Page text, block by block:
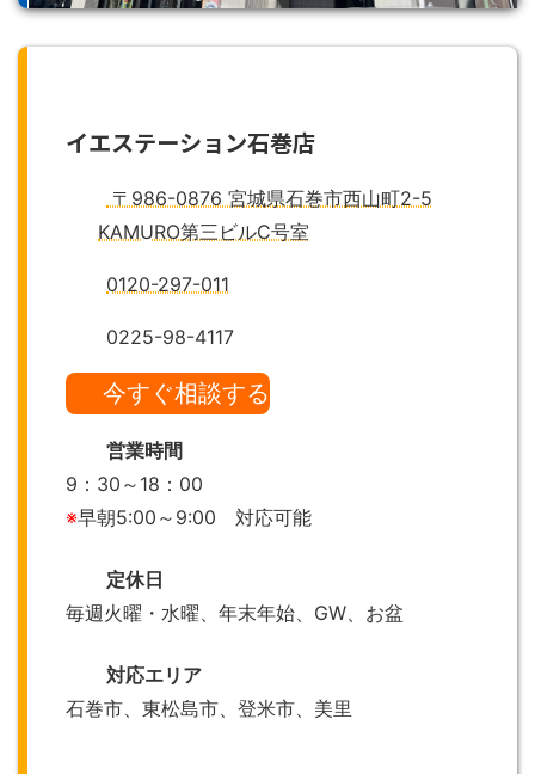
イエステーション石巻店
〒986-0876 宮城県石巻市西山町2-5
KAMURO第三ビルC号室
0120-297-011
0225-98-4117
今すぐ相談する
営業時間
9：30～18：00
※早朝5:00～9:00 対応可能
定休日
毎週火曜・水曜、年末年始、GW、お盆
対応エリア
石巻市、東松島市、登米市、美里